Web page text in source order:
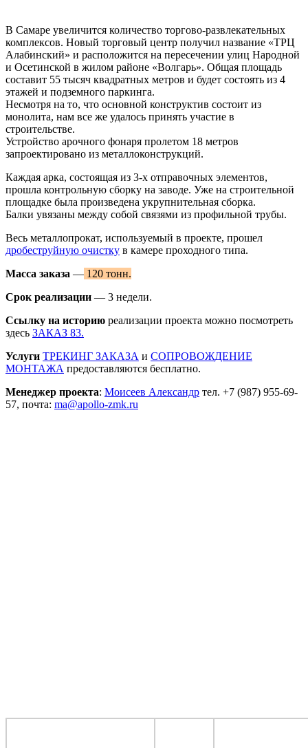
В Самаре увеличится количество торгово-развлекательных
комплексов. Новый торговый центр получил название «ТРЦ
Алабинский» и расположится на пересечении улиц Народной
и Осетинской в жилом районе «Волгарь». Общая площадь
составит 55 тысяч квадратных метров и будет состоять из 4
этажей и подземного паркинга.
Несмотря на то, что основной конструктив состоит из
монолита, нам все же удалось принять участие в
строительстве.
Устройство арочного фонаря пролетом 18 метров
запроектировано из металлоконструкций.
Каждая арка, состоящая из 3-х отправочных элементов,
прошла контрольную сборку на заводе. Уже на строительной
площадке была произведена укрупнительная сборка.
Балки увязаны между собой связями из профильной трубы.
Весь металлопрокат, используемый в проекте, прошел
дробеструйную очистку в камере проходного типа.
Масса заказа — 120 тонн.
Срок реализации — 3 недели.
Ссылку на историю реализации проекта можно посмотреть
здесь ЗАКАЗ 83.
Услуги ТРЕКИНГ ЗАКАЗА и СОПРОВОЖДЕНИЕ
МОНТАЖА предоставляются бесплатно.
Менеджер проекта: Моисеев Александр тел. +7 (987) 955-69-
57, почта: ma@apollo-zmk.ru